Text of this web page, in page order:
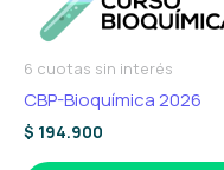
6 cuotas sin interés
CBP-Bioquímica 2026
$ 194.900